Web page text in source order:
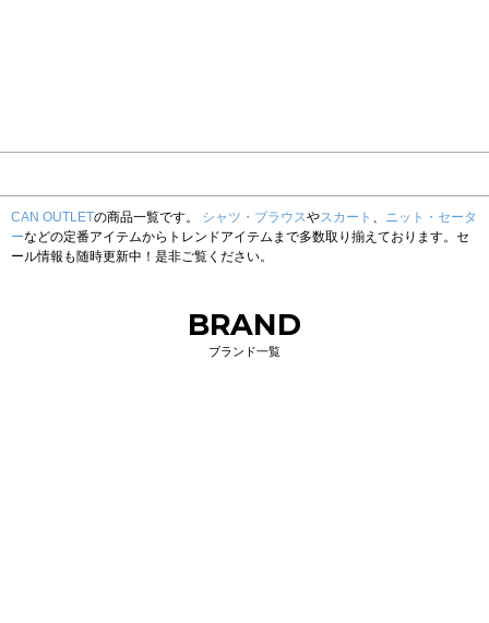
CAN OUTLETの商品一覧です。 シャツ・ブラウスやスカート 、 ニット・セータ
ーなどの定番アイテムからトレンドアイテムまで多数取り揃えております。セ
ール情報も随時更新中！是非ご覧ください。
BRAND
ブランド一覧